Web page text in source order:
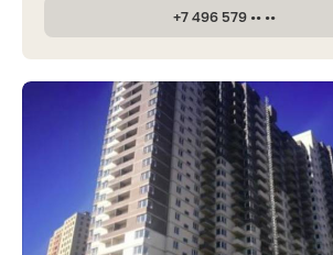
+7 496 579 •• ••